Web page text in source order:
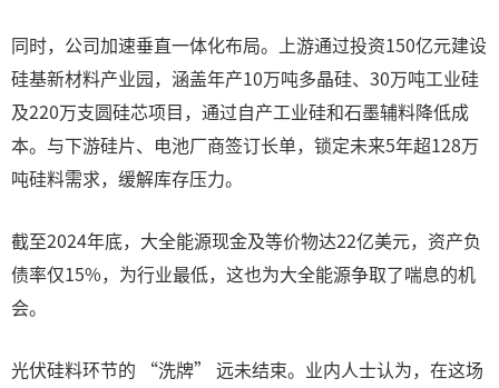
同时，公司加速垂直一体化布局。上游通过投资150亿元建设
硅基新材料产业园，涵盖年产10万吨多晶硅、30万吨工业硅
及220万支圆硅芯项目，通过自产工业硅和石墨辅料降低成
本。与下游硅片、电池厂商签订长单，锁定未来5年超128万
吨硅料需求，缓解库存压力。
截至2024年底，大全能源现金及等价物达22亿美元，资产负
债率仅15%，为行业最低，这也为大全能源争取了喘息的机
会。
光伏硅料环节的 “洗牌” 远未结束。业内人士认为，在这场